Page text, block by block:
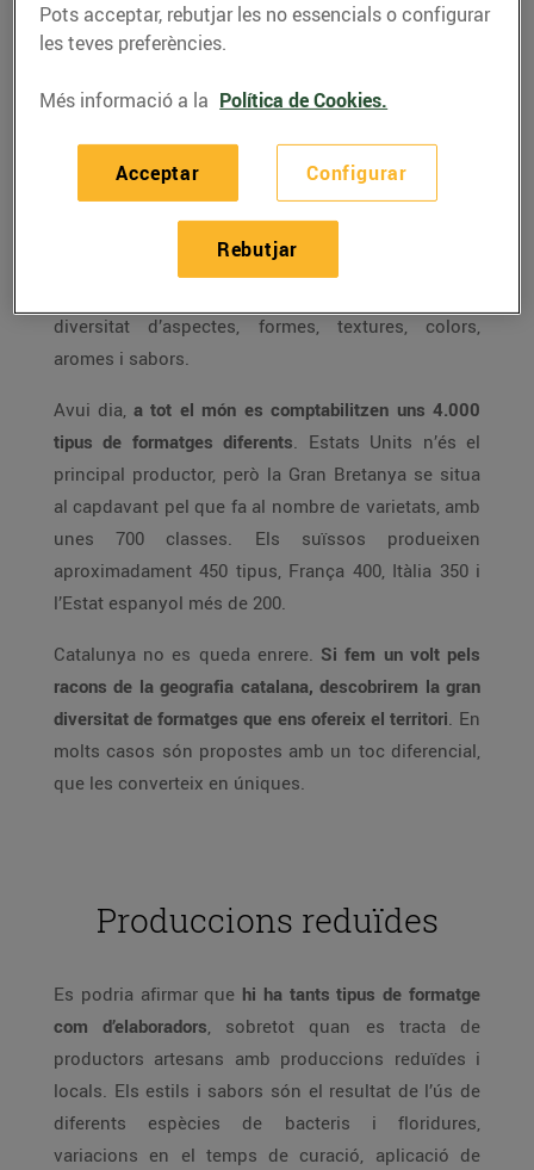
4.000 tipus de formatges
diferents
Els formatges han anat transformant-se durant milers
, gràcies a la saviesa i l’experiència dels
diversitat d’aspectes, formes, textures, colors,
aromes i sabors.
Avui dia, a tot el món es comptabilitzen uns 4.000
tipus de formatges diferents. Estats Units n’és el
principal productor, però la Gran Bretanya se situa
al capdavant pel que fa al nombre de varietats, amb
unes 700 classes. Els suïssos produeixen
aproximadament 450 tipus, França 400, Itàlia 350 i
l’Estat espanyol més de 200.
Catalunya no es queda enrere. Si fem un volt pels
racons de la geografia catalana, descobrirem la gran
diversitat de formatges que ens ofereix el territori. En
molts casos són propostes amb un toc diferencial,
que les converteix en úniques.
Produccions reduïdes
Es podria afirmar que hi ha tants tipus de formatge
com d’elaboradors, sobretot quan es tracta de
productors artesans amb produccions reduïdes i
locals. Els estils i sabors són el resultat de l’ús de
diferents espècies de bacteris i floridures,
variacions en el temps de curació, aplicació de
Pots acceptar, rebutjar les no essencials o configurar
les teves preferències.
Més informació a la Política de Cookies.
Configurar
Rebutjar
Acceptar